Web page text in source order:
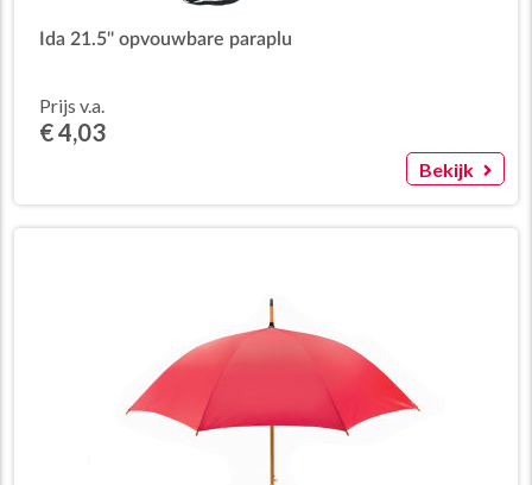
Ida 21.5'' opvouwbare paraplu
Prijs v.a.
€ 4,03
Bekijk